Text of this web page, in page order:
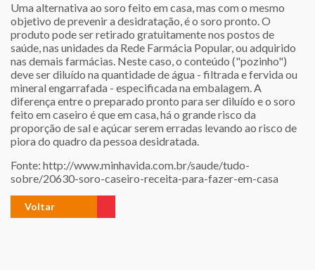
Uma alternativa ao soro feito em casa, mas com o mesmo
objetivo de prevenir a desidratação, é o soro pronto. O
produto pode ser retirado gratuitamente nos postos de
saúde, nas unidades da Rede Farmácia Popular, ou adquirido
nas demais farmácias. Neste caso, o conteúdo ("pozinho")
deve ser diluído na quantidade de água - filtrada e fervida ou
mineral engarrafada - especificada na embalagem. A
diferença entre o preparado pronto para ser diluído e o soro
feito em caseiro é que em casa, há o grande risco da
proporção de sal e açúcar serem erradas levando ao risco de
piora do quadro da pessoa desidratada.
Fonte: http://www.minhavida.com.br/saude/tudo-
sobre/20630-soro-caseiro-receita-para-fazer-em-casa
Voltar